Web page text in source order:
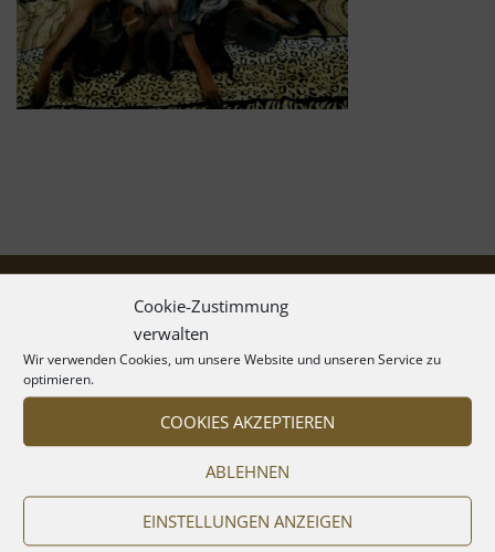
Cookie-Zustimmung
verwalten
Wir verwenden Cookies, um unsere Website und unseren Service zu
optimieren.
COOKIES AKZEPTIEREN
ABLEHNEN
EINSTELLUNGEN ANZEIGEN